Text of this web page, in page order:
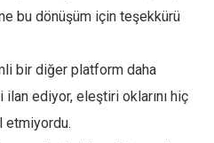
bu dönüşüm için teşekkürü
bir diğer platform daha
ediyor, eleştiri oklarını hiç
etmiyordu.